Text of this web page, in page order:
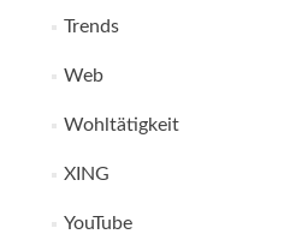
Trends
Web
Wohltätigkeit
XING
YouTube